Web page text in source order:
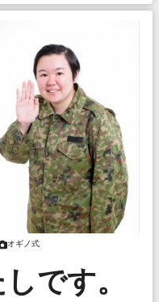
オギノ式
です。